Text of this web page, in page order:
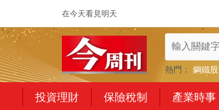
在今天看見明天
熱門： 鋼鐵股
投資理財 保險稅制 產業時事